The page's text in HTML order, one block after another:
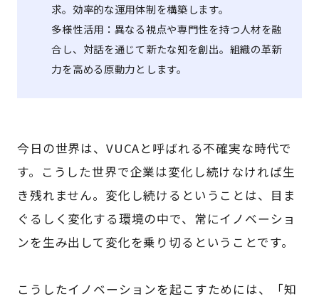
求。効率的な運用体制を構築します。
多様性活用：異なる視点や専門性を持つ人材を融
合し、対話を通じて新たな知を創出。組織の革新
力を高める原動力とします。
今日の世界は、VUCAと呼ばれる不確実な時代で
す。こうした世界で企業は変化し続けなければ生
き残れません。変化し続けるということは、目ま
ぐるしく変化する環境の中で、常にイノベーショ
ンを生み出して変化を乗り切るということです。
こうしたイノベーションを起こすためには、「知